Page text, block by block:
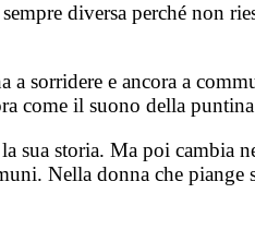
diversa perché non
sorridere e ancora a
come il suono della
sua storia. Ma poi cambia
Nella donna che piange